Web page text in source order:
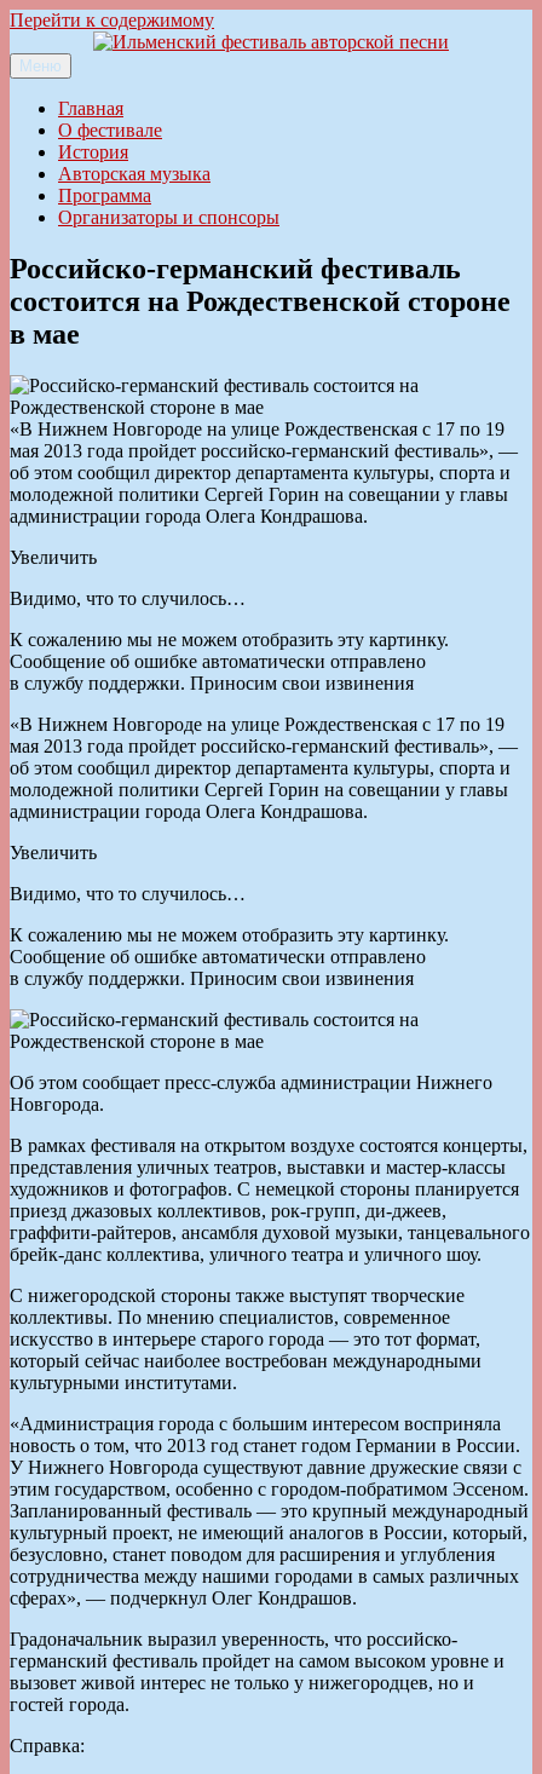
Перейти к содержимому
Ильменский фестиваль авторской песни
Меню
Главная
О фестивале
История
Авторская музыка
Программа
Организаторы и спонсоры
Российско-германский фестиваль
состоится на Рождественской стороне
в мае
«В Нижнем Новгороде на улице Рождественская с 17 по 19
мая 2013 года пройдет российско-германский фестиваль», —
об этом сообщил директор департамента культуры, спорта и
молодежной политики Сергей Горин на совещании у главы
администрации города Олега Кондрашова.
Увеличить
Видимо, что то случилось…
К сожалению мы не можем отобразить эту картинку.
Сообщение об ошибке автоматически отправлено
в службу поддержки. Приносим свои извинения
«В Нижнем Новгороде на улице Рождественская с 17 по 19
мая 2013 года пройдет российско-германский фестиваль», —
об этом сообщил директор департамента культуры, спорта и
молодежной политики Сергей Горин на совещании у главы
администрации города Олега Кондрашова.
Увеличить
Видимо, что то случилось…
К сожалению мы не можем отобразить эту картинку.
Сообщение об ошибке автоматически отправлено
в службу поддержки. Приносим свои извинения
Об этом сообщает пресс-служба администрации Нижнего
Новгорода.
В рамках фестиваля на открытом воздухе состоятся концерты,
представления уличных театров, выставки и мастер-классы
художников и фотографов. С немецкой стороны планируется
приезд джазовых коллективов, рок-групп, ди-джеев,
граффити-райтеров, ансамбля духовой музыки, танцевального
брейк-данс коллектива, уличного театра и уличного шоу.
С нижегородской стороны также выступят творческие
коллективы. По мнению специалистов, современное
искусство в интерьере старого города — это тот формат,
который сейчас наиболее востребован международными
культурными институтами.
«Администрация города с большим интересом восприняла
новость о том, что 2013 год станет годом Германии в России.
У Нижнего Новгорода существуют давние дружеские связи с
этим государством, особенно с городом-побратимом Эссеном.
Запланированный фестиваль — это крупный международный
культурный проект, не имеющий аналогов в России, который,
безусловно, станет поводом для расширения и углубления
сотрудничества между нашими городами в самых различных
сферах», — подчеркнул Олег Кондрашов.
Градоначальник выразил уверенность, что российско-
германский фестиваль пройдет на самом высоком уровне и
вызовет живой интерес не только у нижегородцев, но и
гостей города.
Справка: